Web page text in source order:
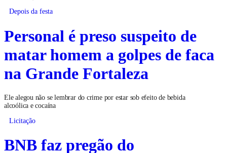
Depois da festa
Personal é preso suspeito de
matar homem a golpes de faca
na Grande Fortaleza
Ele alegou não se lembrar do crime por estar sob efeito de bebida
alcoólica e cocaína
Licitação
BNB faz pregão do